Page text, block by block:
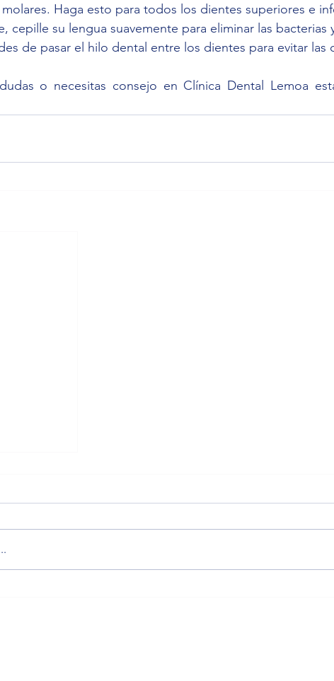
Haga esto para todos los dientes superiores e
cepille su lengua suavemente para eliminar las bacterias
de pasar el hilo dental entre los dientes para evitar las
o necesitas consejo en Clínica Dental Lemoa